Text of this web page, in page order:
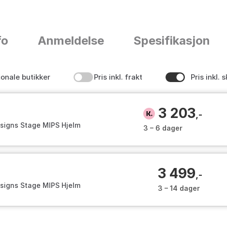
Anmeldelse Spesifikasjon
butikker Pris inkl. frakt Pris inkl.
Stage MIPS Hjelm
3 203,-
3 – 6 dager
Stage MIPS Hjelm
3 499,-
3 – 14 dager